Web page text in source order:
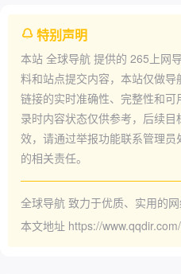
特别声明
本站 全球导航 提供的 265上网
料和站点提交内容，本站仅做
链接的实时准确性、完整性和可
录时内容状态仅供参考，后续
效，请通过举报功能联系管理
的相关责任。
全球导航 致力于优质、实用的
本文地址 https://